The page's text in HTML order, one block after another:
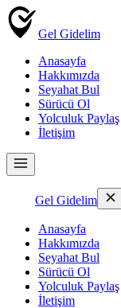
Gel Gidelim
Anasayfa
Hakkımızda
Seyahat Bul
Sürücü Ol
Yolculuk Paylaş
İletişim
Gel Gidelim
Anasayfa
Hakkımızda
Seyahat Bul
Sürücü Ol
Yolculuk Paylaş
İletişim